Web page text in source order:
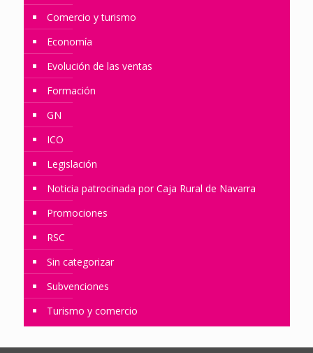
Comercio y turismo
Economía
Evolución de las ventas
Formación
GN
ICO
Legislación
Noticia patrocinada por Caja Rural de Navarra
Promociones
RSC
Sin categorizar
Subvenciones
Turismo y comercio